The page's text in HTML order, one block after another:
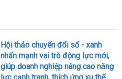
Hội thảo chuyển đổi số - xanh
nhấn mạnh vai trò động lực mới,
giúp doanh nghiệp nâng cao năng